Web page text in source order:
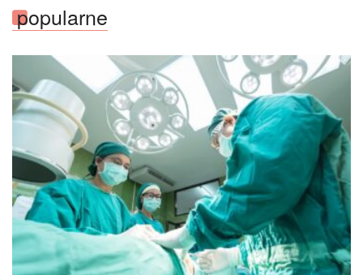
popularne